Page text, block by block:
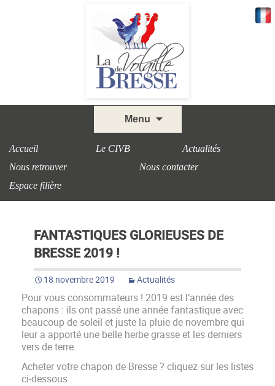
Menu
Accueil
Le CIVB
Actualités
Nous retrouver
Nous contacter
Espace filière
FANTASTIQUES GLORIEUSES DE
BRESSE 2019 !
18 novembre 2019 Actualités
Pour vous consommateurs ! 2019 est l’année des
chapons : ils ont passé une année fantastique avec
beaucoup de soleil et juste la pluie de novembre qui
leur a apporté une belle herbe grasse et les derniers
vers de terre.
Acheter votre chapon de Bresse ? cliquez sur les listes
ci-dessous :